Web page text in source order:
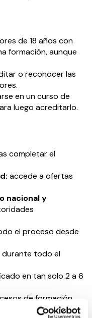
de 18 años con
formación, aunque
o reconocer las
en un curso de
luego acreditarlo.
completar el
accede a ofertas
nacional y
el proceso desde
durante todo el
en tan solo 2 a 6
de formación,